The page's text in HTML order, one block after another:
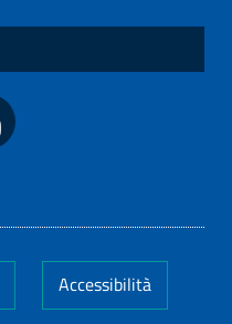
Accessibilità